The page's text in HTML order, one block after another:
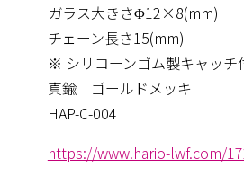
ガラス大きさΦ12×8(mm)
チェーン長さ15(mm)
※ シリコーンゴム製キャッチ
真鍮 ゴールドメッキ
HAP-C-004
https://www.hario-lwf.com/